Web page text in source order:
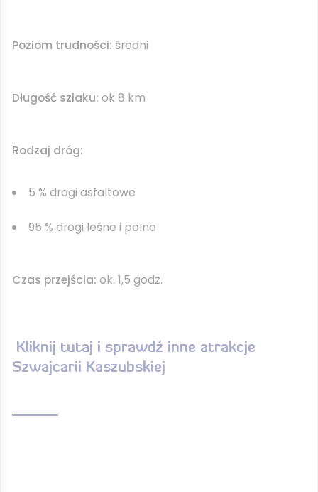
Poziom trudności: średni
Długość szlaku: ok 8 km
Rodzaj dróg:
5 % drogi asfaltowe
95 % drogi leśne i polne
Czas przejścia: ok. 1,5 godz.
Kliknij tutaj i sprawdź inne atrakcje
Szwajcarii Kaszubskiej